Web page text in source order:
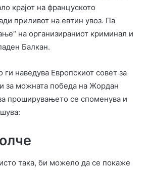
крајот на француското
приливот на евтин увоз. Па
на организираниот криминал и
Балкан.
ги наведува Европскиот совет за
за можната победа на Жордан
проширувањето се споменува и
така, би можело да се покаже